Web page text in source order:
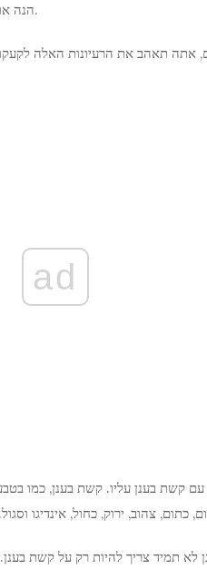
הנה אוסף של קעקועי קשת בענן שהם מדהימים בדרכם שלהם.
אתה תאהב את הרעיונות האלה
ad
קשת בענן עליו. קשת בענן, כמו
לא תמיד צריך להיות רק על קשת